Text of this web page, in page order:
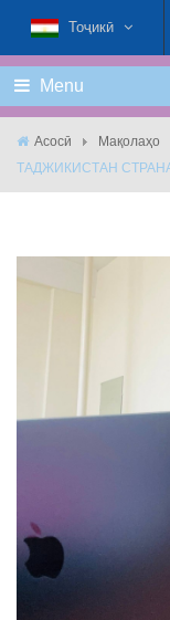
Тоҷикӣ
Menu
Асосӣ
Мақолаҳо
ТАДЖИКИСТАН